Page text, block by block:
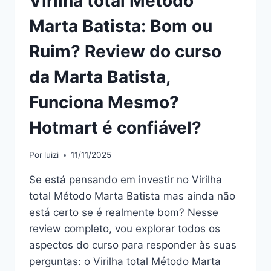
Marta Batista: Bom ou
Ruim? Review do curso
da Marta Batista,
Funciona Mesmo?
Hotmart é confiável?
Por luizi 11/11/2025
Se está pensando em investir no Virilha
total Método Marta Batista mas ainda não
está certo se é realmente bom? Nesse
review completo, vou explorar todos os
aspectos do curso para responder às suas
perguntas: o Virilha total Método Marta